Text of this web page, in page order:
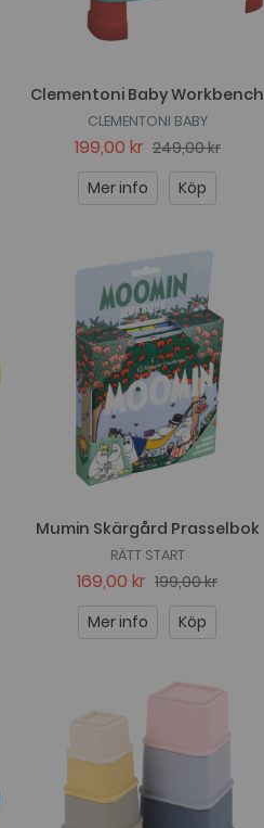
Clementoni Baby Workbench
CLEMENTONI BABY
199,00 kr 249,00 kr
Mer info
Köp
Mumin Skärgård Prasselbok
RÄTT START
169,00 kr 199,00 kr
Mer info
Köp